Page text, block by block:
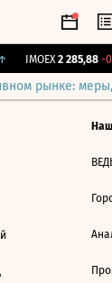
IMOEX 2 285,88 -
рынке: